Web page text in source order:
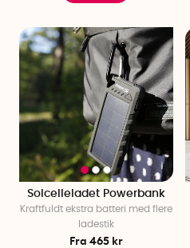
Solcelleladet Powerbank
Kraftfuldt ekstra batteri med flere
ladestik
Fra 465 kr